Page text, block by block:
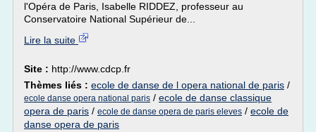
l'Opéra de Paris, Isabelle RIDDEZ, professeur au
Conservatoire National Supérieur de...
Lire la suite
Site : http://www.cdcp.fr
Thèmes liés : ecole de danse de l opera national de paris /
ecole danse opera national paris / ecole de danse classique
opera de paris / ecole de danse opera de paris eleves / ecole de
danse opera de paris